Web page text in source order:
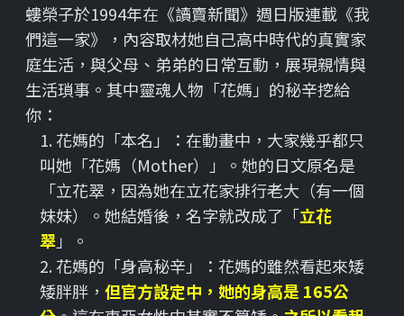
螻榮子於1994年在《讀賣新聞》週日版連載《我
們這一家》，內容取材她自己高中時代的真實家
庭生活，與父母、弟弟的日常互動，展現親情與
生活瑣事。其中靈魂人物「花媽」的秘辛挖給
你：
1. 花媽的「本名」：在動畫中，大家幾乎都只
叫她「花媽（Mother）」。她的日文原名是
「立花翠，因為她在立花家排行老大（有一個
妹妹）。她結婚後，名字就改成了「立花
翠」。
2. 花媽的「身高秘辛」：花媽的雖然看起來矮
矮胖胖， 但官方設定中，她的身高是 165公